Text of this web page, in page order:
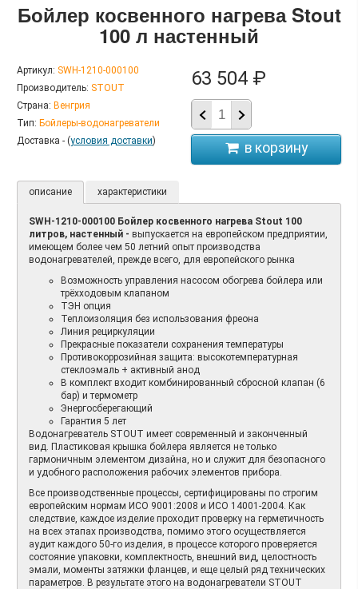
Бойлер косвенного нагрева Stout
100 л настенный
Артикул: SWH-1210-000100
Производитель: STOUT
Страна: Венгрия
Тип: Бойлеры-водонагреватели
Доставка - (условия доставки)
63 504 ₽
описание характеристики
SWH-1210-000100 Бойлер косвенного нагрева Stout 100
литров, настенный - выпускается на европейском предприятии,
имеющем более чем 50 летний опыт производства
водонагревателей, прежде всего, для европейского рынка
Возможность управления насосом обогрева бойлера или
трёхходовым клапаном
ТЭН опция
Теплоизоляция без использования фреона
Линия рециркуляции
Прекрасные показатели сохранения температуры
Противокоррозийная защита: высокотемпературная
стеклоэмаль + активный анод
В комплект входит комбинированный сбросной клапан (6
бар) и термометр
Энергосберегающий
Гарантия 5 лет
Водонагреватель STOUT имеет современный и законченный
вид. Пластиковая крышка бойлера является не только
гармоничным элементом дизайна, но и служит для безопасного
и удобного расположения рабочих элементов прибора.
Все производственные процессы, сертифицированы по строгим
европейским нормам ИСО 9001:2008 и ИСО 14001-2004. Как
следствие, каждое изделие проходит проверку на герметичность
на всех этапах производства, помимо этого осуществляется
аудит каждого 50-го изделия, в процессе которого проверяется
состояние упаковки, комплектность, внешний вид, целостность
эмали, моменты затяжки фланцев, и еще целый ряд технических
параметров. В результате этого на водонагреватели STOUT